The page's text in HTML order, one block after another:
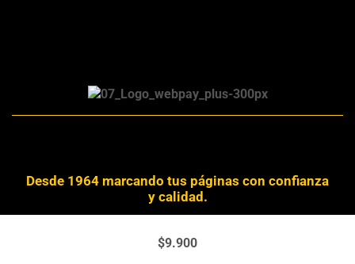
$9.900
Desde 1964 marcando tus páginas con confianza
y calidad.
Derechos Reservados © 2024 Librería Alemana